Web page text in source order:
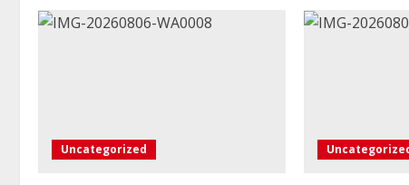
Uncategorized